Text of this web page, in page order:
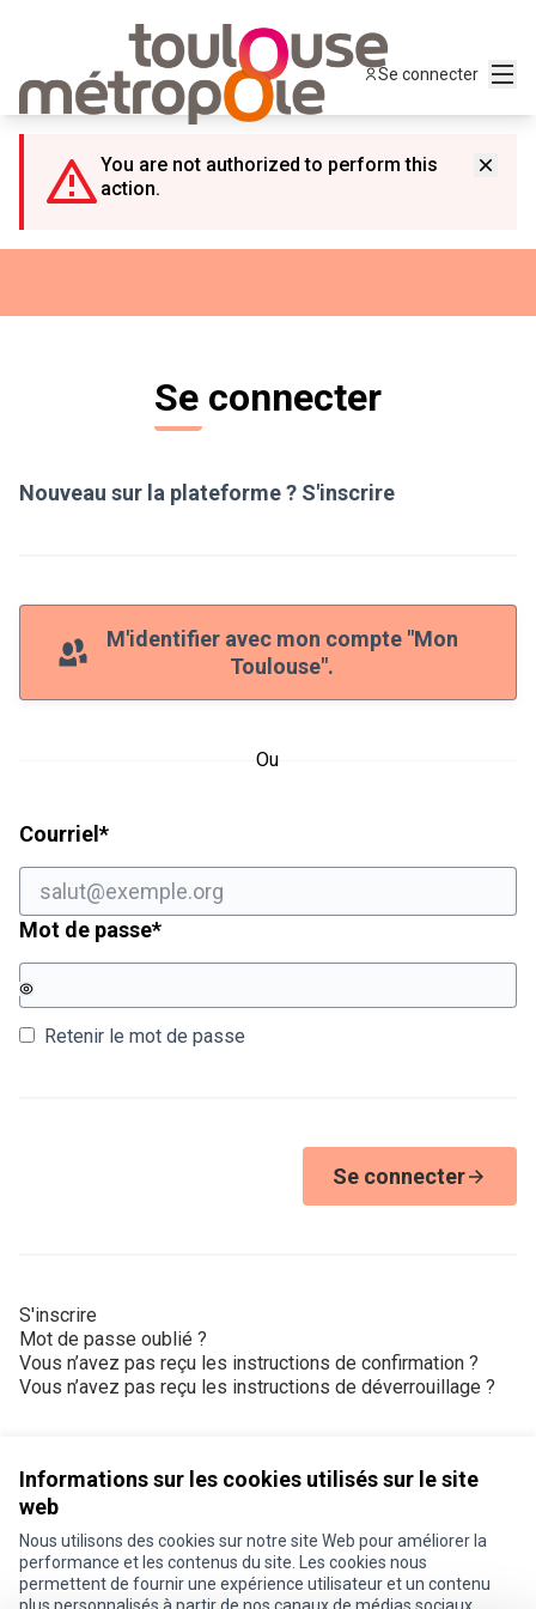
Informations sur les cookies utilisés sur le site
web
Nous utilisons des cookies sur notre site Web pour améliorer la
performance et les contenus du site. Les cookies nous
permettent de fournir une expérience utilisateur et un contenu
Se connecter
You are not authorized to perform this
action.
Se connecter
Nouveau sur la plateforme ? S'inscrire
M'identifier avec mon compte "Mon
Toulouse".
Ou
Courriel *Champ obligatoire
Mot de passe*Champ obligatoire
Retenir le mot de passe
Se connecter
S'inscrire
Mot de passe oublié ?
Vous n’avez pas reçu les instructions de confirmation ?
Vous n’avez pas reçu les instructions de déverrouillage ?
Conditions d'utilisation
Paramètres des cookies
Je participe ! sur X
Je participe ! sur Facebook
Je participe ! sur Instagram